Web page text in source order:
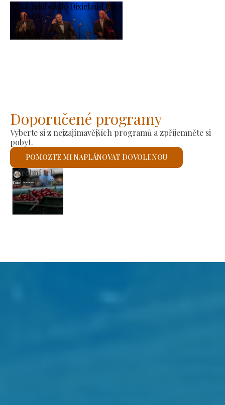
XXXI. Szoboszló Dixieland Days
2026-08-21
-
2026-08-23
Doporučené programy
Vyberte si z nejzajímavějších programů a zpříjemněte si
pobyt.
POMOZTE MI NAPLÁNOVAT DOVOLENOU
Římskokatolický kostel sv. László
Zkontroluji to